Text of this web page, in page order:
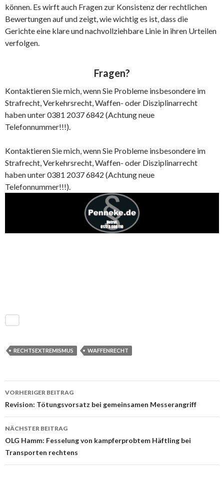
können. Es wirft auch Fragen zur Konsistenz der rechtlichen
Bewertungen auf und zeigt, wie wichtig es ist, dass die
Gerichte eine klare und nachvollziehbare Linie in ihren Urteilen
verfolgen.
Fragen?
Kontaktieren Sie mich, wenn Sie Probleme insbesondere im
Strafrecht, Verkehrsrecht, Waffen- oder Disziplinarrecht
haben unter 0381 2037 6842 (Achtung neue
Telefonnummer!!!).
Kontaktieren Sie mich, wenn Sie Probleme insbesondere im
Strafrecht, Verkehrsrecht, Waffen- oder Disziplinarrecht
haben unter 0381 2037 6842 (Achtung neue
Telefonnummer!!!).
RECHTSEXTREMISMUS WAFFENRECHT
Beitrags-
Navigation
VORHERIGER BEITRAG
Revision: Tötungsvorsatz bei gemeinsamen Messerangriff
NÄCHSTER BEITRAG
OLG Hamm: Fesselung von kampferprobtem Häftling bei
Transporten rechtens